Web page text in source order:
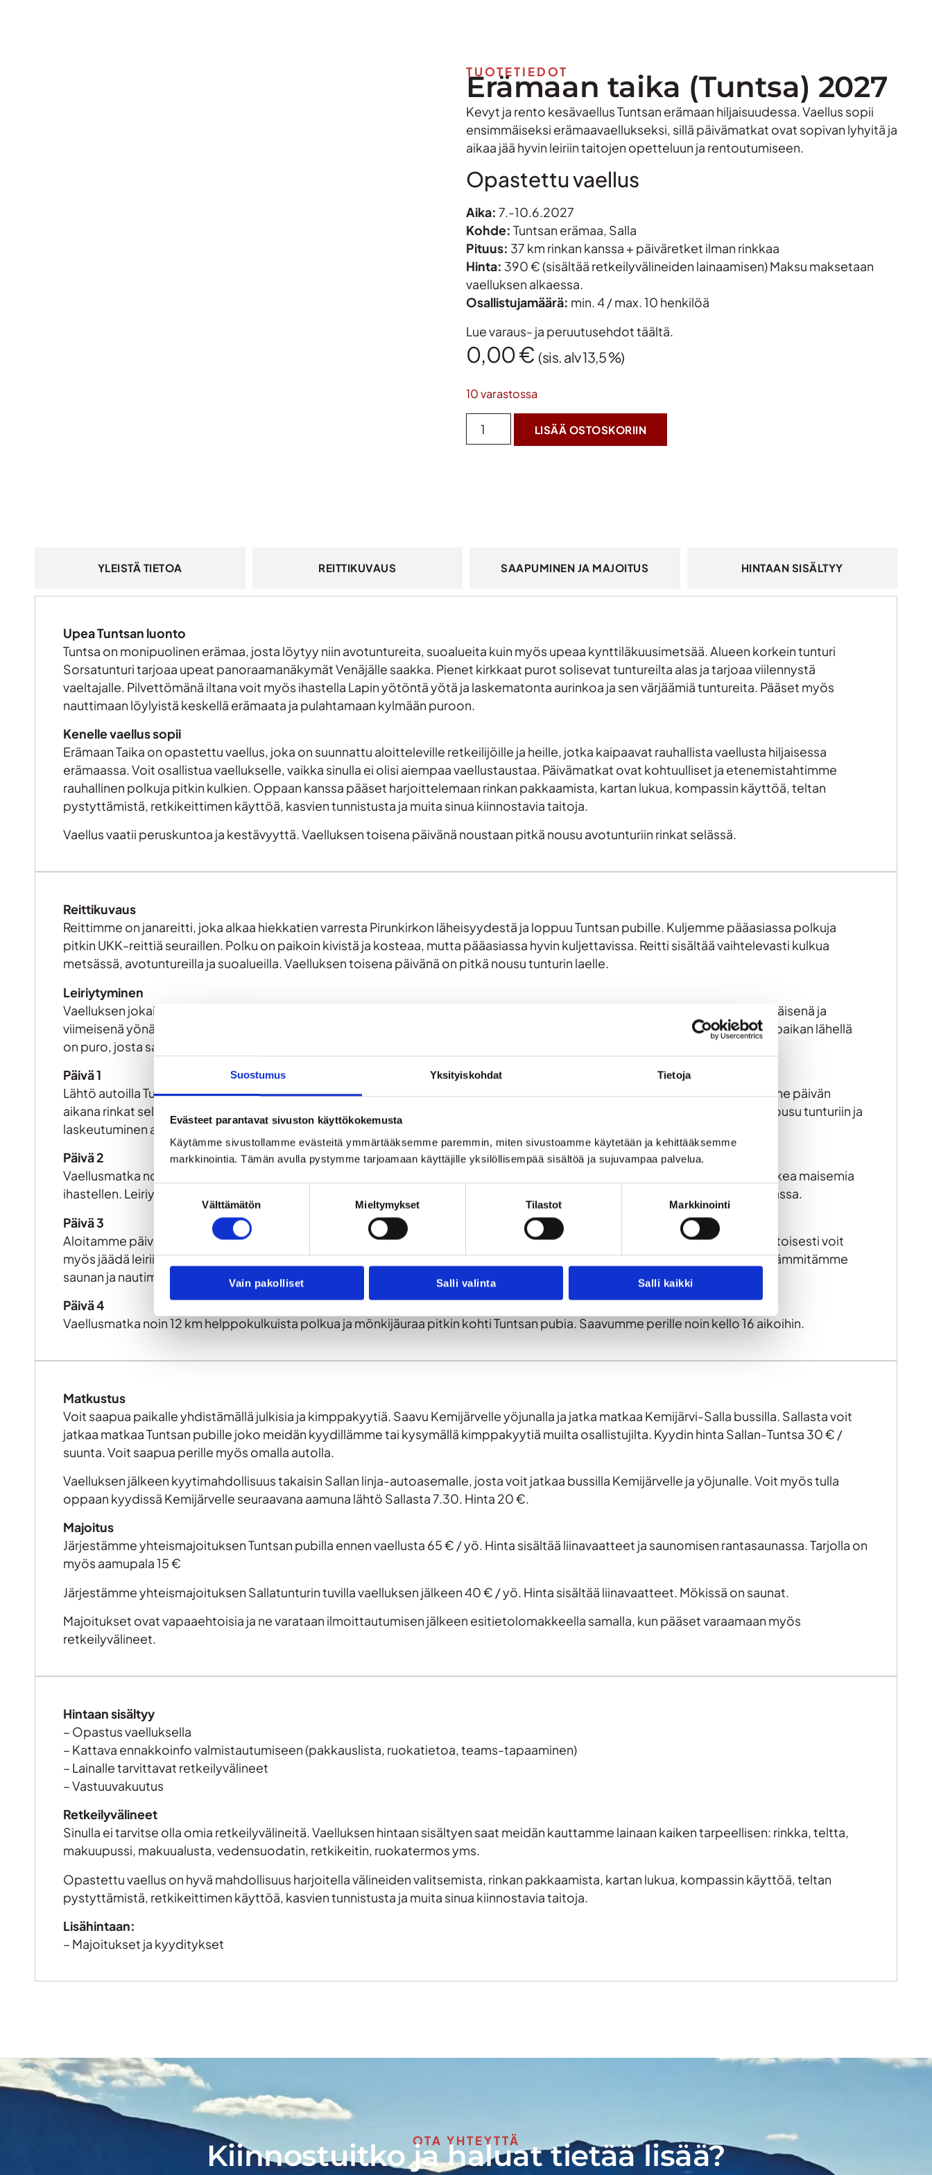
Suostumus Yksityiskohdat Tietoja
Evästeet parantavat sivuston käyttökokemusta
Käytämme sivustollamme evästeitä ymmärtääksemme paremmin, miten sivustoamme käytetään ja kehittääksemme
markkinointia. Tämän avulla pystymme tarjoamaan käyttäjille yksilöllisempää sisältöä ja sujuvampaa palvelua.
Suostumuksen
Välttämätön Mieltymykset Tilastot Markkinointi
Vain pakolliset Salli valinta Salli kaikki
TUOTETIEDOT
Erämaan taika (Tuntsa) 2027
Kevyt ja rento kesävaellus Tuntsan erämaan hiljaisuudessa. Vaellus sopii
ensimmäiseksi erämaavaellukseksi, sillä päivämatkat ovat sopivan lyhyitä ja
aikaa jää hyvin leiriin taitojen opetteluun ja rentoutumiseen.
Opastettu vaellus
Aika: 7.-10.6.2027
Kohde: Tuntsan erämaa, Salla
Pituus: 37 km rinkan kanssa + päiväretket ilman rinkkaa
Hinta: 390 € (sisältää retkeilyvälineiden lainaamisen) Maksu maksetaan
vaelluksen alkaessa.
Osallistujamäärä: min. 4 / max. 10 henkilöä
Lue varaus- ja peruutusehdottäältä.
0,00€ (sis. alv 13,5 %)
10 varastossa
LISÄÄ OSTOSKORIIN
YLEISTÄ TIETOA REITTIKUVAUS SAAPUMINEN JA MAJOITUS HINTAAN SISÄLTYY
Upea Tuntsan luonto
Tuntsa on monipuolinen erämaa, josta löytyy niin avotuntureita, suoalueita kuin myös upeaa kynttiläkuusimetsää. Alueen korkein tunturi
Sorsatunturi tarjoaa upeat panoraamanäkymät Venäjälle saakka. Pienet kirkkaat purot solisevat tuntureilta alas ja tarjoaa viilennystä
vaeltajalle. Pilvettömänä iltana voit myös ihastella Lapin yötöntä yötä ja laskematonta aurinkoa ja sen värjäämiä tuntureita. Pääset myös
nauttimaan löylyistä keskellä erämaata ja pulahtamaan kylmään puroon.
Kenelle vaellus sopii
Erämaan Taika on opastettu vaellus, joka on suunnattu aloitteleville retkeilijöille ja heille, jotka kaipaavat rauhallista vaellusta hiljaisessa
erämaassa. Voit osallistua vaellukselle, vaikka sinulla ei olisi aiempaa vaellustaustaa. Päivämatkat ovat kohtuulliset ja etenemistahtimme
rauhallinen polkuja pitkin kulkien. Oppaan kanssa pääset harjoittelemaan rinkan pakkaamista, kartan lukua, kompassin käyttöä, teltan
pystyttämistä, retkikeittimen käyttöä, kasvien tunnistusta ja muita sinua kiinnostavia taitoja.
Vaellus vaatii peruskuntoa ja kestävyyttä. Vaelluksen toisena päivänä noustaan pitkä nousu avotunturiin rinkat selässä.
Reittikuvaus
Reittimme on janareitti, joka alkaa hiekkatien varresta Pirunkirkon läheisyydestä ja loppuu Tuntsan pubille. Kuljemme pääasiassa polkuja
pitkin UKK-reittiä seuraillen. Polku on paikoin kivistä ja kosteaa, mutta pääasiassa hyvin kuljettavissa. Reitti sisältää vaihtelevasti kulkua
metsässä, avotuntureilla ja suoalueilla. Vaelluksen toisena päivänä on pitkä nousu tunturin laelle.
Leiriytyminen
Vaelluksen jokaisella leiripaikalla on käytössä huussit ja retkeilyrakenteet. Voit valita, nukutko teltassa vai sisätiloissa. Ensimmäisenä ja
viimeisenä yönä voit nukkua varaustuvassa ja nauttia erämaalöylyt saunassa. Toisena yönä voit nukkua kodassa. Jokaisen leiripaikan lähellä
on puro, josta saamme juoma- ja ruokaveden.
Päivä 1
Lähtö autoilla Tuntsan pubilta klo 9.00 kohti vaelluksen lähtöpaikkaa. Henkilökunta siirtää automme takaisin pubille. Vaellamme päivän
aikana rinkat selässä n. 10 km matkan Takkaselän varaustuvalle. Reitillä on pitkospuita, kivistä maastoa, metsäpolkua, kevyt nousu tunturiin ja
laskeutuminen alas metsän tasolle. Illalla lämmitämme saunan ja uimme purossa. Voit valita, nukutko teltassa vai tuvassa.
Päivä 2
Vaellusmatka noin 12 km. Tämä on vaelluksen fyysisin päivä. Nousumme pitkän nousun Jäkälätunturin laelle, jossa saamme kulkea maisemia
ihastellen. Leiriydymme Sorsa kodalle. Pihapiirissä on kota, huussit, puulato ja tulipaikka. Voit valita, nukutko teltassa vai kodassa.
Päivä 3
Aloitamme päivän nousemalla ilman rinkkaa Sorsatunturin huipulle maisemia ihastelemaan. Retki on vapaaehtoinen. Vaihtoehtoisesti voit
myös jäädä leiriin rentoutumaan. Lounaan jälkeen pakkaamme rinkat ja siirrymme 3 km matkan Vaarinkehuman varautuvalle. Lämmitämme
saunan ja nautimme erämaalöylyt. Voit valita, nukutko teltassa vai sisällä tuvassa.
Päivä 4
Vaellusmatka noin 12 km helppokulkuista polkua ja mönkijäuraa pitkin kohti Tuntsan pubia. Saavumme perille noin kello 16 aikoihin.
Matkustus
Voit saapua paikalle yhdistämällä julkisia ja kimppakyytiä. Saavu Kemijärvelle yöjunalla ja jatka matkaa Kemijärvi-Salla bussilla. Sallasta voit
jatkaa matkaa Tuntsan pubille joko meidän kyydillämme tai kysymällä kimppakyytiä muilta osallistujilta. Kyydin hinta Sallan-Tuntsa 30 € /
suunta. Voit saapua perille myös omalla autolla.
Vaelluksen jälkeen kyytimahdollisuus takaisin Sallan linja-autoasemalle, josta voit jatkaa bussilla Kemijärvelle ja yöjunalle. Voit myös tulla
oppaan kyydissä Kemijärvelle seuraavana aamuna lähtö Sallasta 7.30. Hinta 20 €.
Majoitus
Järjestämme yhteismajoituksen Tuntsan pubilla ennen vaellusta 65 € / yö. Hinta sisältää liinavaatteet ja saunomisen rantasaunassa. Tarjolla on
myös aamupala 15 €
Järjestämme yhteismajoituksen Sallatunturin tuvilla vaelluksen jälkeen 40 € / yö. Hinta sisältää liinavaatteet. Mökissä on saunat.
Majoitukset ovat vapaaehtoisia ja ne varataan ilmoittautumisen jälkeen esitietolomakkeella samalla, kun pääset varaamaan myös
retkeilyvälineet.
Hintaan sisältyy
– Opastus vaelluksella
– Kattava ennakkoinfo valmistautumiseen (pakkauslista, ruokatietoa, teams-tapaaminen)
– Lainalle tarvittavat retkeilyvälineet
– Vastuuvakuutus
Retkeilyvälineet
Sinulla ei tarvitse olla omia retkeilyvälineitä. Vaelluksen hintaan sisältyen saat meidän kauttamme lainaan kaiken tarpeellisen: rinkka, teltta,
makuupussi, makuualusta, vedensuodatin, retkikeitin, ruokatermos yms.
Opastettu vaellus on hyvä mahdollisuus harjoitella välineiden valitsemista, rinkan pakkaamista, kartan lukua, kompassin käyttöä, teltan
pystyttämistä, retkikeittimen käyttöä, kasvien tunnistusta ja muita sinua kiinnostavia taitoja.
Lisähintaan:
– Majoitukset ja kyyditykset
OTA YHTEYTTÄ
Kiinnostuitko ja haluat tietää lisää?